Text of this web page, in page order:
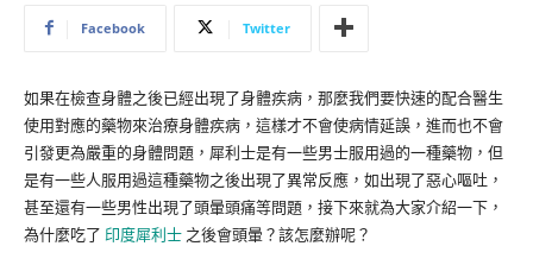
Facebook Twitter
如果在檢查身體之後已經出現了身體疾病，那麼我們要快速的配合醫生
使用對應的藥物來治療身體疾病，這樣才不會使病情延誤，進而也不會
引發更為嚴重的身體問題，犀利士是有一些男士服用過的一種藥物，但
是有一些人服用過這種藥物之後出現了異常反應，如出現了惡心嘔吐，
甚至還有一些男性出現了頭暈頭痛等問題，接下來就為大家介紹一下，
為什麼吃了 印度犀利士 之後會頭暈？該怎麼辦呢？